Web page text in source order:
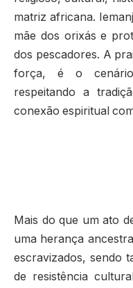
matriz africana.
mãe dos orixás e
dos pescadores. A
força, é o
respeitando a
conexão espiritual
Mais do que um ato
uma herança
escravizados, sendo
de resistência